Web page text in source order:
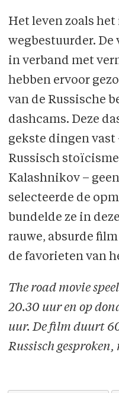
Het leven zoals het
wegbestuurder. De
in verband met
hebben ervoor
van de Russische
dashcams. Deze
gekste dingen vast
Russisch
Kalashnikov –
selecteerde de
bundelde ze in
rauwe, absurde
de favorieten van
The road movie
20.30 uur en op
uur. De film duurt
Russisch